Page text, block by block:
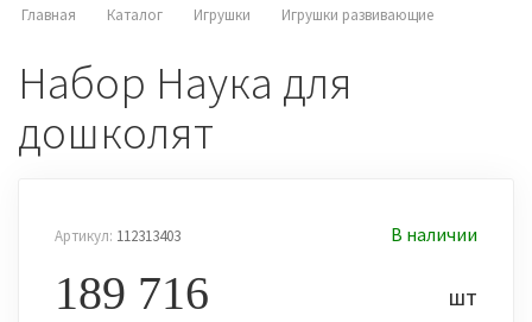
Главная Каталог Игрушки Игрушки развивающие
Набор Наука для
дошколят
Артикул: 112313403 В наличии
189 716 шт